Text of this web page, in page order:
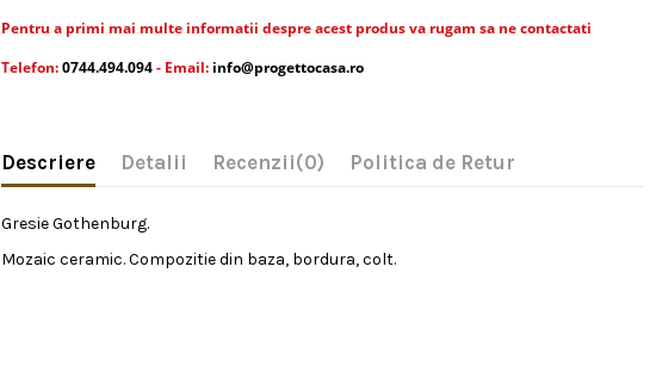
Pentru a primi mai multe informatii despre acest produs va rugam sa ne contactati
Telefon:0744.494.094- Email: info@progettocasa.ro
Descriere Detalii Recenzii(0) Politica de Retur
Gresie Gothenburg.
Mozaic ceramic. Compozitie din baza, bordura, colt.